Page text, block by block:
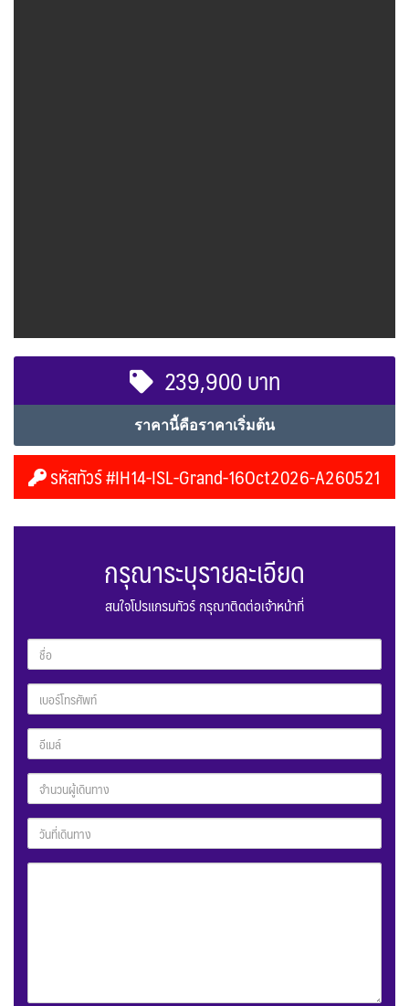
239,900 บาท
ราคานี้คือราคาเริ่มต้น
รหัสทัวร์ #IH14-ISL-Grand-16Oct2026-A260521
กรุณาระบุรายละเอียด
สนใจโปรแกรมทัวร์ กรุณาติดต่อเจ้าหน้าที่